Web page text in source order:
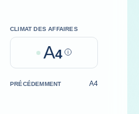
CLIMAT DES AFFAIRES
A4 Help
PRÉCÉDEMMENT A4